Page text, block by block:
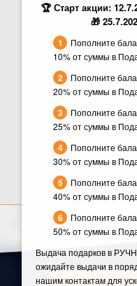
🏆 Старт акции:
🎁
Пополните
10% от суммы в
Пополните
20% от суммы в
Пополните
25% от суммы в
Пополните
30% от суммы в
Пополните
40% от суммы в
Пополните
50% от суммы в
Выдача подарков в
ожидайте выдачи в
нашим контактам для